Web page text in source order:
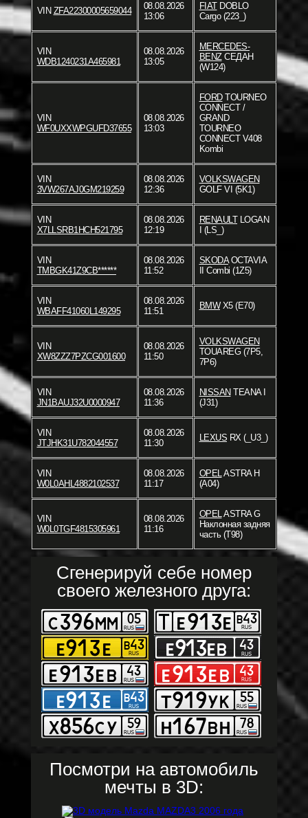
VIN ZFA22300005659044
08.08.2026
13:06
FIATDOBLO
Cargo (223_)
VIN
WDB1240231A465981
08.08.2026
13:05
MERCEDES-
BENZСЕДАН
(W124)
VIN
WF0UXXWPGUFD37655
08.08.2026
13:03
FORDTOURNEO
CONNECT /
GRAND
TOURNEO
CONNECT V408
Kombi
VIN
3VW267AJ0GM219259
08.08.2026
12:36
VOLKSWAGEN
GOLF VI (5K1)
VIN
X7LLSRB1HCH521795
08.08.2026
12:19
RENAULTLOGAN
I (LS_)
VIN
TMBGK41Z9CB******
08.08.2026
11:52
SKODAOCTAVIA
II Combi (1Z5)
VIN
WBAFF41060L149295
08.08.2026
11:51
BMWX5 (E70)
VIN
XW8ZZZ7PZCG001600
08.08.2026
11:50
VOLKSWAGEN
TOUAREG (7P5,
7P6)
VIN
JN1BAUJ32U0000947
08.08.2026
11:36
NISSAN TEANA I
(J31)
VIN
JTJHK31U782044557
08.08.2026
11:30
LEXUS RX (_U3_)
VIN
W0L0AHL4882102537
08.08.2026
11:17
OPELASTRA H
(A04)
VIN
W0L0TGF4815305961
08.08.2026
11:16
OPELASTRA G
Наклонная задняя
часть (T98)
Сгенерируй себе номер
своего железного друга:
Посмотри на автомобиль
мечты в 3D: